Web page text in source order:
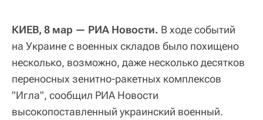
КИЕВ, 8 мар — РИА Новости. В ходе событий
на Украине с военных складов было похищено
несколько, возможно, даже несколько десятков
переносных зенитно-ракетных комплексов
"Игла", сообщил РИА Новости
высокопоставленный украинский военный.